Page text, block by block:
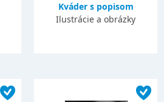
Kváder s popisom
Ilustrácie a obrázky